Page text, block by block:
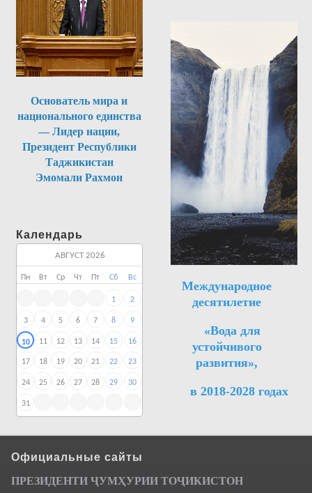
Основатель мира и
национального единства
— Лидер нации,
Президент Республики
Таджикистан
Эмомали Рахмон
Календарь
Пн Вт Ср Чт Пт Сб Вс
1 2
3 4 5 6 7 8 9
10 11 12 13 14 15 16
17 18 19 20 21 22 23
24 25 26 27 28 29 30
31
АВГУСТ 2026
Международное
десятилетие
«Вода для
устойчивого
развития»,
в 2018-2028 годах
Официальные сайты
ПРЕЗИДЕНТИ ҶУМҲУРИИ ТОҶИКИСТОН